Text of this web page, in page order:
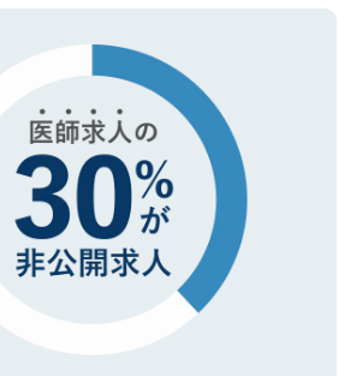
持に関してもご安心ください。
はご登録ください。